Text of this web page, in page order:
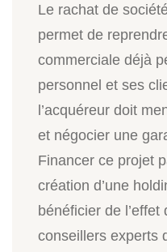
Le rachat de
permet de
commerciale déjà
personnel et ses
l’acquéreur doit
et négocier une
Financer ce projet
création d’une
bénéficier de l’effet
conseillers experts